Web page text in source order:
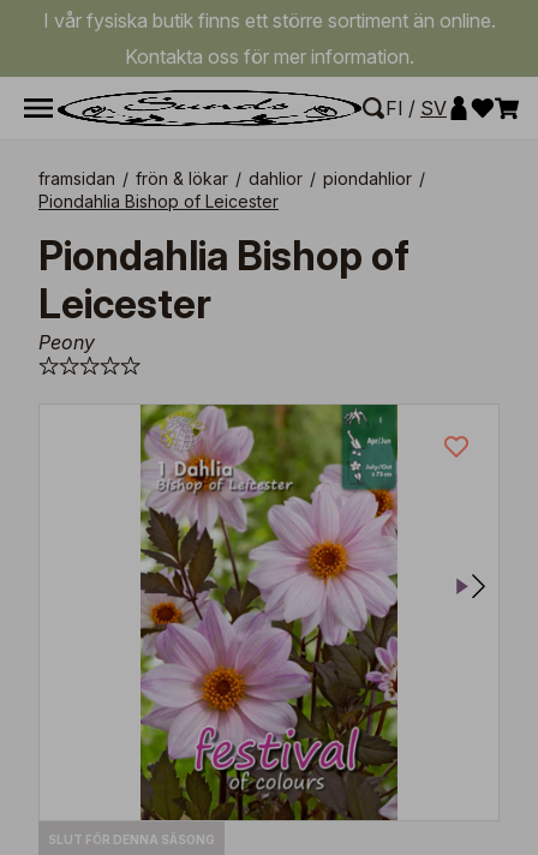
I vår fysiska butik finns ett större sortiment än online.
Kontakta oss för mer information.
FI / SV
framsidan / frön & lökar / dahlior / piondahlior /
Piondahlia Bishop of Leicester
Piondahlia Bishop of
Leicester
Peony
SLUT FÖR DENNA SÄSONG